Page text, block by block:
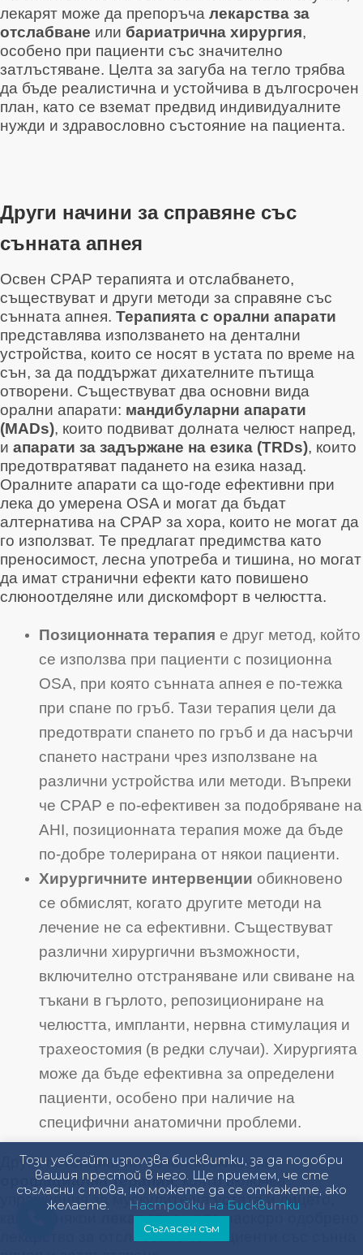
лекарят може да препоръча лекарства за
отслабване или бариатрична хирургия,
особено при пациенти със значително
затлъстяване. Целта за загуба на тегло трябва
да бъде реалистична и устойчива в дългосрочен
план, като се вземат предвид индивидуалните
нужди и здравословно състояние на пациента.
Други начини за справяне със
сънната апнея
Освен CPAP терапията и отслабването,
съществуват и други методи за справяне със
сънната апнея. Терапията с орални апарати
представлява използването на дентални
устройства, които се носят в устата по време на
сън, за да поддържат дихателните пътища
отворени. Съществуват два основни вида
орални апарати: мандибуларни апарати
(MADs), които подвиват долната челюст напред,
и апарати за задържане на езика (TRDs), които
предотвратяват падането на езика назад.
Оралните апарати са що-годе ефективни при
лека до умерена OSA и могат да бъдат
алтернатива на CPAP за хора, които не могат да
го използват. Те предлагат предимства като
преносимост, лесна употреба и тишина, но могат
да имат странични ефекти като повишено
слюноотделяне или дискомфорт в челюстта.
Позиционната терапия е друг метод, който
се използва при пациенти с позиционна
OSA, при която сънната апнея е по-тежка
при спане по гръб. Тази терапия цели да
предотврати спането по гръб и да насърчи
спането настрани чрез използване на
различни устройства или методи. Въпреки
че CPAP е по-ефективен за подобряване на
AHI, позиционната терапия може да бъде
по-добре толерирана от някои пациенти.
Хирургичните интервенции обикновено
се обмислят, когато другите методи на
лечение не са ефективни. Съществуват
различни хирургични възможности,
включително отстраняване или свиване на
тъкани в гърлото, репозициониране на
челюстта, импланти, нервна стимулация и
трахеостомия (в редки случаи). Хирургията
може да бъде ефективна за определени
пациенти, особено при наличие на
специфични анатомични проблеми.
Други потенциални лечения включват
орофациална терапия, която включва
упражнения за мускулите на устата и лицето,
лекарства, като наскоро одобрено
лекарство за отслабване за пациенти със сънна
Този уебсайт използва бисквитки, за да подобри
вашия престой в него. Ще приемем, че сте
съгласни с това, но можете да се откажете, ако
желаете.
Настройки на Бисквитки
Съгласен съм